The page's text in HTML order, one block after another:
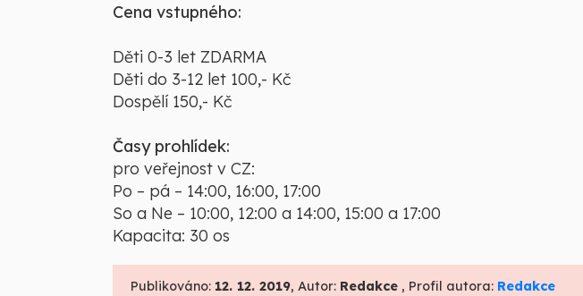
Cena vstupného:
Děti 0-3 let ZDARMA
Děti do 3-12 let 100,- Kč
Dospělí 150,- Kč
Časy prohlídek:
pro veřejnost v CZ:
Po – pá – 14:00, 16:00, 17:00
So a Ne – 10:00, 12:00 a 14:00, 15:00 a 17:00
Kapacita: 30 os
Publikováno: 12. 12. 2019, Autor: Redakce , Profil autora: Redakce